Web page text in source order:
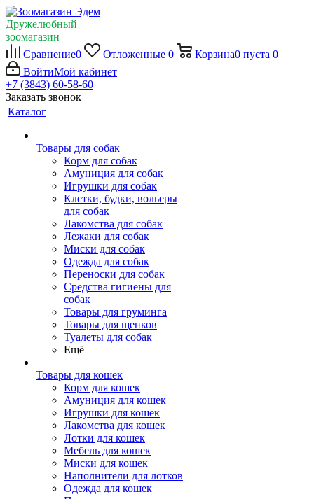
Дружелюбный
зоомагазин
Сравнение0 Отложенные 0 Корзина0 пуста 0
ВойтиМой кабинет
+7 (3843) 60-58-60
Заказать звонок
Каталог
Товары для собак
Корм для собак
Амуниция для собак
Игрушки для собак
Клетки, будки, вольеры
для собак
Лакомства для собак
Лежаки для собак
Миски для собак
Одежда для собак
Переноски для собак
Средства гигиены для
собак
Товары для груминга
Товары для щенков
Туалеты для собак
Ещё
Товары для кошек
Корм для кошек
Амуниция для кошек
Игрушки для кошек
Лакомства для кошек
Лотки для кошек
Мебель для кошек
Миски для кошек
Наполнители для лотков
Одежда для кошек